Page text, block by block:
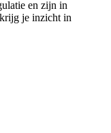
en zijn in
je inzicht in